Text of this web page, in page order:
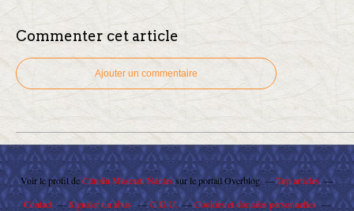
Commenter cet article
Ajouter un commentaire
Voir le profil deCitroën Maserati Nantessur le portail Overblog
Top articles
Contact
Signaler un abus C.G.U.
Cookies et données personnelles